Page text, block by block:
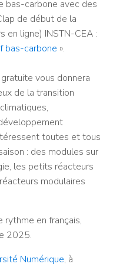
bas-carbone avec des
de début de la
en ligne) INSTN-CEA :
bas-carbone ».
vous donnera
de la transition
toutes et tous
: des modules sur
les petits réacteurs
modulaires
rythme en français,
2025.
Numérique, à